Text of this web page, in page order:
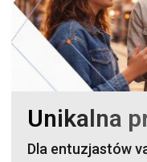
Unikalna
Dla entuzjastów